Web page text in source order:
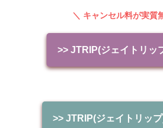
＼ キャンセル料が実質
>> JTRIP(ジェイトリッ
>> JTRIP(ジェイトリッ